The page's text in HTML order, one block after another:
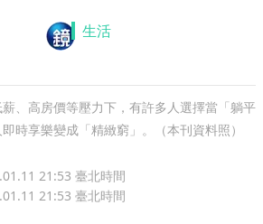
生活
、高房價等壓力下，有許多人選擇當「躺平
時享樂變成「精緻窮」。（本刊資料照）
21:53 臺北時間
21:53 臺北時間